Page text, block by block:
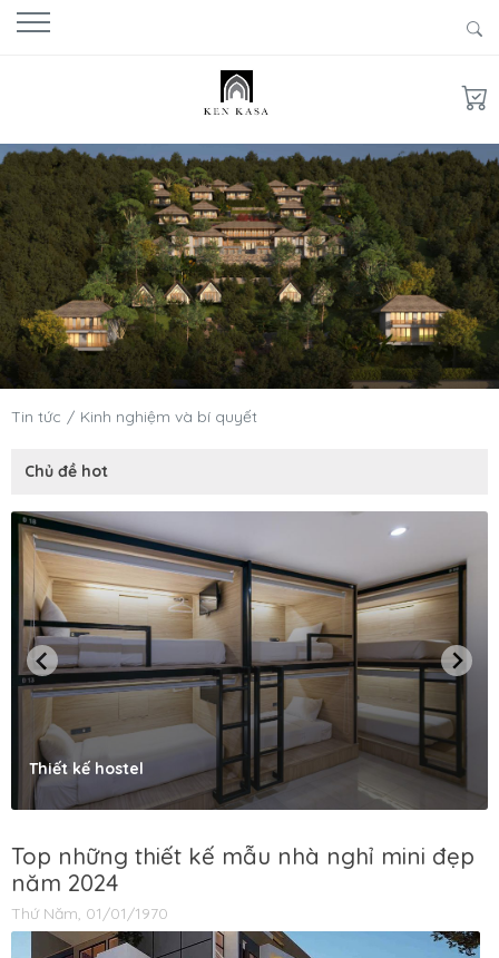
Tin tức Kinh nghiệm và bí quyết
Chủ đề hot
Thiết kế hostel
Top những thiết kế mẫu nhà nghỉ mini đẹp
năm 2024
Thứ Năm, 01/01/1970